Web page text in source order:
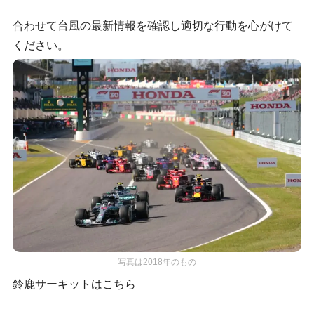
合わせて台風の最新情報を確認し適切な行動を心がけて
ください。
写真は2018年のもの
鈴鹿サーキットはこちら